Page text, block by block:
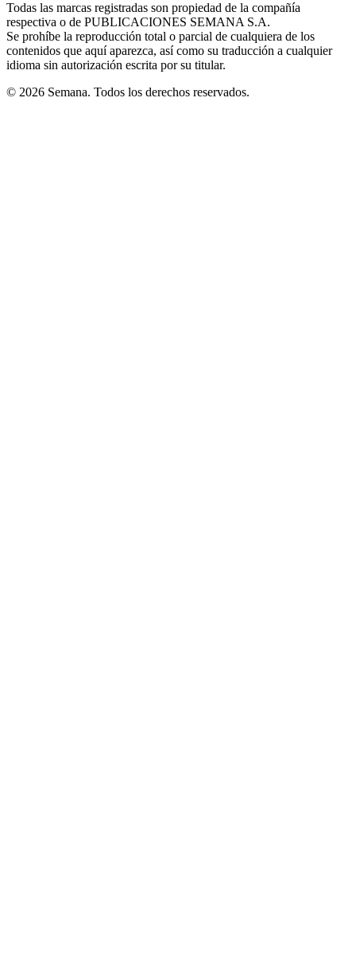
new
window
Todas las marcas registradas son propiedad de la compañía
respectiva o de PUBLICACIONES SEMANA S.A.
Se prohíbe la reproducción total o parcial de cualquiera de los
contenidos que aquí aparezca, así como su traducción a cualquier
idioma sin autorización escrita por su titular.
© 2026 Semana. Todos los derechos reservados.